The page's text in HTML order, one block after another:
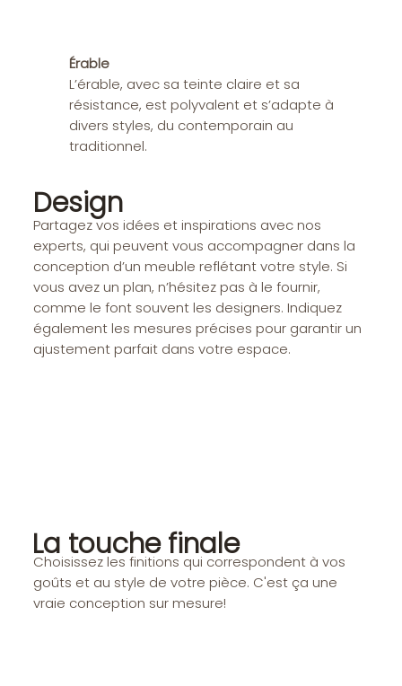
Érable
L’érable, avec sa teinte claire et sa
résistance, est polyvalent et s’adapte à
divers styles, du contemporain au
traditionnel.
Design
Partagez vos idées et inspirations avec nos
experts, qui peuvent vous accompagner dans la
conception d’un meuble reflétant votre style. Si
vous avez un plan, n’hésitez pas à le fournir,
comme le font souvent les designers. Indiquez
également les mesures précises pour garantir un
ajustement parfait dans votre espace.
La touche finale
Choisissez les finitions qui correspondent à vos
goûts et au style de votre pièce. C'est ça une
vraie conception sur mesure!